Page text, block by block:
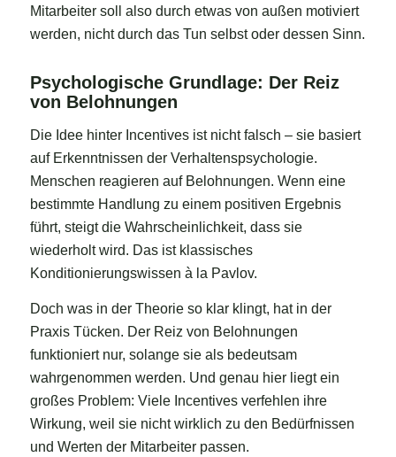
Mitarbeiter soll also durch etwas von außen motiviert
werden, nicht durch das Tun selbst oder dessen Sinn.
Psychologische Grundlage: Der Reiz
von Belohnungen
Die Idee hinter Incentives ist nicht falsch – sie basiert
auf Erkenntnissen der Verhaltenspsychologie.
Menschen reagieren auf Belohnungen. Wenn eine
bestimmte Handlung zu einem positiven Ergebnis
führt, steigt die Wahrscheinlichkeit, dass sie
wiederholt wird. Das ist klassisches
Konditionierungswissen à la Pavlov.
Doch was in der Theorie so klar klingt, hat in der
Praxis Tücken. Der Reiz von Belohnungen
funktioniert nur, solange sie als bedeutsam
wahrgenommen werden. Und genau hier liegt ein
großes Problem: Viele Incentives verfehlen ihre
Wirkung, weil sie nicht wirklich zu den Bedürfnissen
und Werten der Mitarbeiter passen.